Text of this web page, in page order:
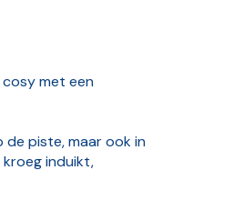
cosy met een
de piste, maar ook in
induikt,